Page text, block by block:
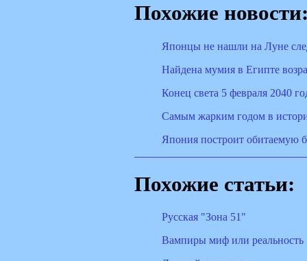
Похожие
Японцы не нашли на Луне
Найдена мумия в Египте
Конец света 5 февраля 2040
Самым жарким годом в
Япония построит обитаемую
Похожие статьи:
Русская "Зона 51"
Вампиры миф или реальность